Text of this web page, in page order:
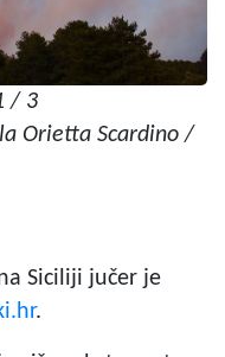
/ 3
Orietta Scardino /
Siciliji jučer je
.